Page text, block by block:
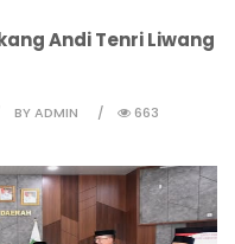
Andi Tenri Liwang
BY ADMIN 663